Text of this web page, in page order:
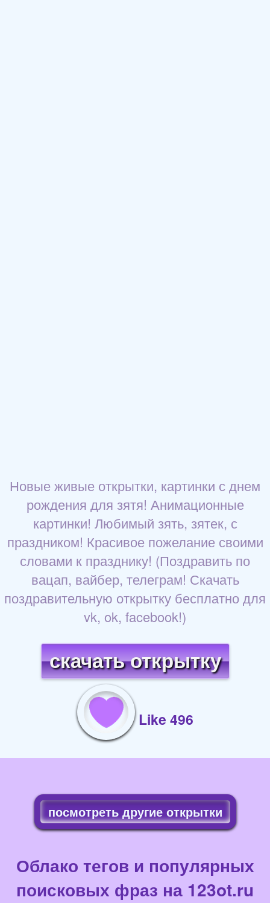
Новые живые открытки, картинки с днем
рождения для зятя! Анимационные
картинки! Любимый зять, зятек, с
праздником! Красивое пожелание своими
словами к празднику! (Поздравить по
вацап, вайбер, телеграм! Скачать
поздравительную открытку бесплатно для
vk, ok, facebook!)
скачать открытку
Like 496
посмотреть другие открытки
Облако тегов и популярных
поисковых фраз на 123ot.ru